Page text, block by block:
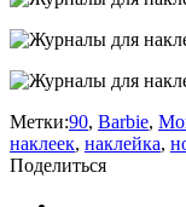
Метки:90, Barbie,
наклеек, наклейка,
Поделиться